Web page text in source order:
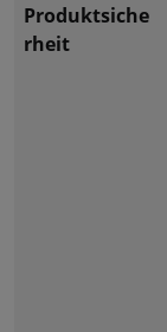
Produktsiche
rheit